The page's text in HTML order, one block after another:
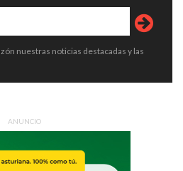
nuestras noticias destacadas y las
ANUNCIO